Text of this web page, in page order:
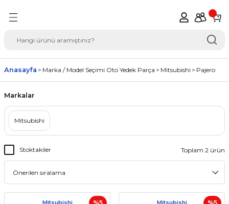
Seçimi Oto Yedek
Anasayfa Marka / Model Seçimi Oto Yedek Parça Mitsubishi Pajero
Markalar
Mitsubishi
Stoktakiler Toplam 2 ürün
Mitsubishi Mitsubishi